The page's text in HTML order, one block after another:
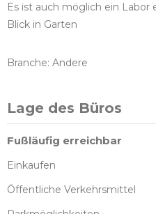
Es ist auch möglich ein
Blick in Garten
Branche: Andere
Lage des Büros
Fußläufig erreichbar
Einkaufen
Öffentliche Verkehrsmittel